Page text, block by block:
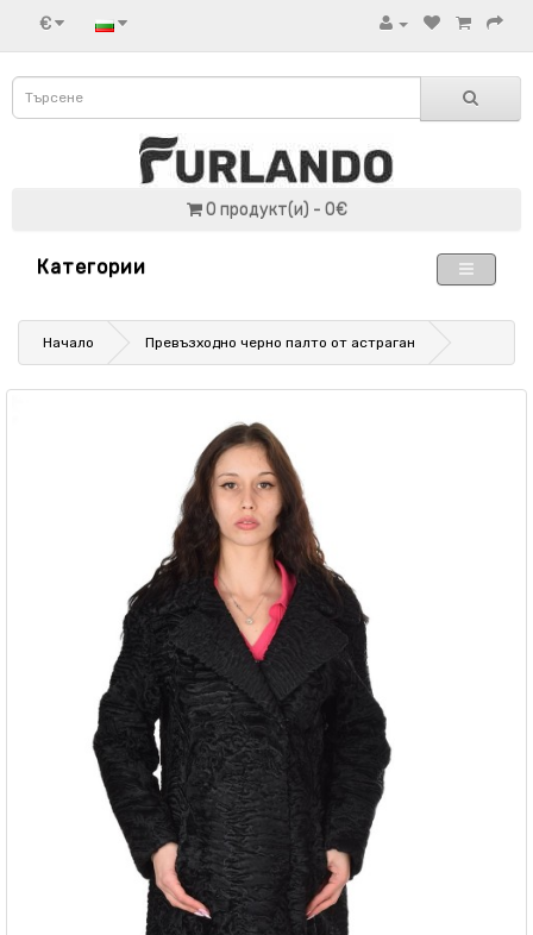
€
0 продукт(и) - 0€
Категории
Начало Превъзходно черно палто от астраган